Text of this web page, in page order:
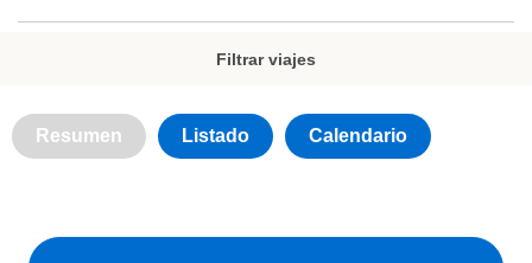
Filtrar viajes
Resumen Listado Calendario